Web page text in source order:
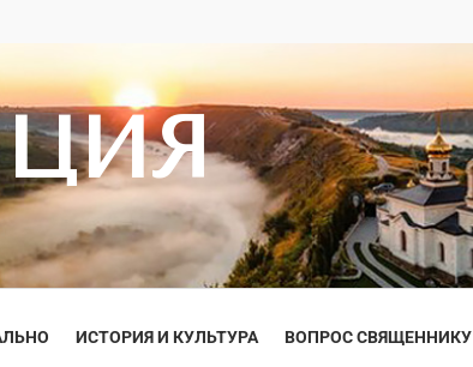
ИСТОРИЯ И КУЛЬТУРА ВОПРОС СВЯЩЕННИКУ